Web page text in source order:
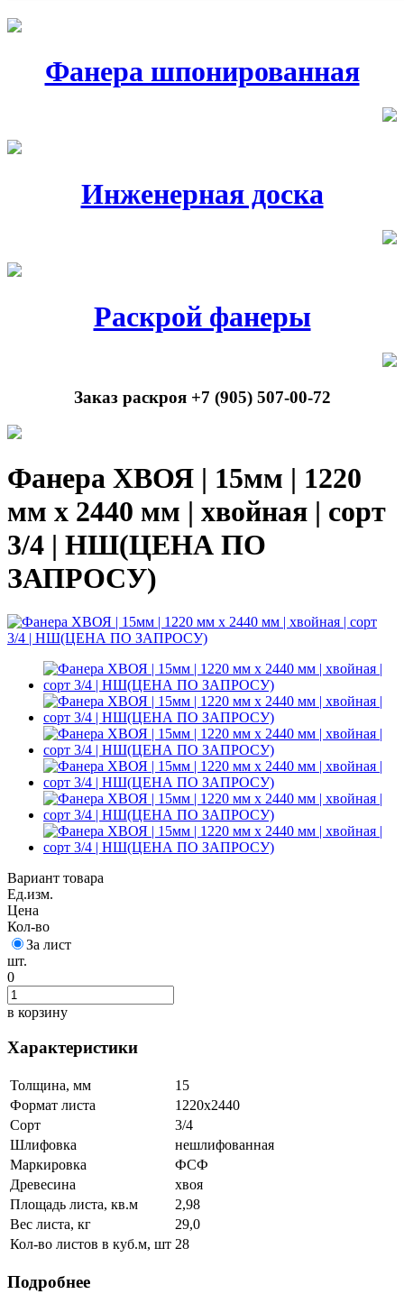
Фанера шпонированная
Инженерная доска
Раскрой фанеры
Заказ раскроя +7 (905) 507-00-72
Фанера ХВОЯ | 15мм | 1220
мм х 2440 мм | хвойная | сорт
3/4 | НШ(ЦЕНА ПО
ЗАПРОСУ)
Вариант товара
Ед.изм.
Цена
Кол-во
За лист
шт.
0
в корзину
Характеристики
Толщина, мм
15
Формат листа
1220х2440
Сорт
3/4
Шлифовка
нешлифованная
Маркировка
ФСФ
Древесина
хвоя
Площадь листа, кв.м
2,98
Вес листа, кг
29,0
Кол-во листов в куб.м, шт 28
Подробнее